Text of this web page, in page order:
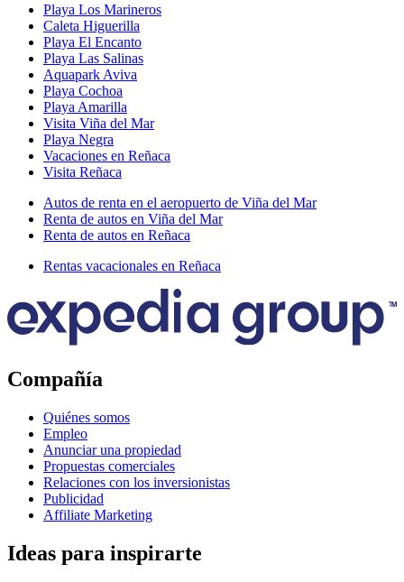
Playa Los Marineros
Caleta Higuerilla
Playa El Encanto
Playa Las Salinas
Aquapark Aviva
Playa Cochoa
Playa Amarilla
Visita Viña del Mar
Playa Negra
Vacaciones en Reñaca
Visita Reñaca
Autos de renta en el aeropuerto de Viña del Mar
Renta de autos en Viña del Mar
Renta de autos en Reñaca
Rentas vacacionales en Reñaca
Compañía
Quiénes somos
Empleo
Anunciar una propiedad
Propuestas comerciales
Relaciones con los inversionistas
Publicidad
Affiliate Marketing
Ideas para inspirarte